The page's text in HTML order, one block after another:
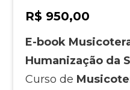
R$ 950,00
E-book
Humanização da
Curso de